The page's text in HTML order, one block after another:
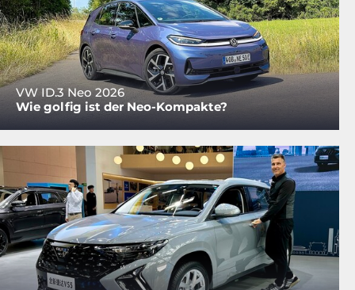
VW ID.3 Neo 2026
Wie golfig ist der Neo-Kompakte?